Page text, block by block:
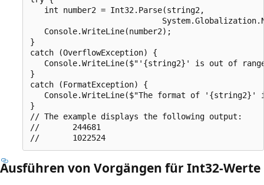
   int number2 = Int32.Parse(string2,
   Console.WriteLine(number2);
}
catch (OverflowException) {
Console.WriteLine($"'{string2}' is out of
}
catch (FormatException) {
Console.WriteLine($"The format of '{string2}'
}
// The example displays the following output:
//       244681
Ausführen von Vorgängen für Int32-Werte